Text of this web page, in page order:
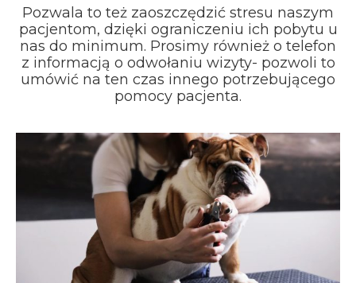
Pozwala to też zaoszczędzić stresu naszym
pacjentom, dzięki ograniczeniu ich pobytu u
nas do minimum. Prosimy również o telefon
z informacją o odwołaniu wizyty- pozwoli to
umówić na ten czas innego potrzebującego
pomocy pacjenta.